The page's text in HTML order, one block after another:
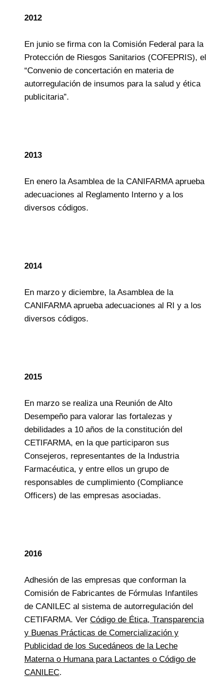
2012
En junio se firma con la Comisión Federal para la
Protección de Riesgos Sanitarios (COFEPRIS), el
“Convenio de concertación en materia de
autorregulación de insumos para la salud y ética
publicitaria”.
2013
En enero la Asamblea de la CANIFARMA aprueba
adecuaciones al Reglamento Interno y a los
diversos códigos.
2014
En marzo y diciembre, la Asamblea de la
CANIFARMA aprueba adecuaciones al RI y a los
diversos códigos.
2015
En marzo se realiza una Reunión de Alto
Desempeño para valorar las fortalezas y
debilidades a 10 años de la constitución del
CETIFARMA, en la que participaron sus
Consejeros, representantes de la Industria
Farmacéutica, y entre ellos un grupo de
responsables de cumplimiento (Compliance
Officers) de las empresas asociadas.
2016
Adhesión de las empresas que conforman la
Comisión de Fabricantes de Fórmulas Infantiles
de CANILEC al sistema de autorregulación del
CETIFARMA. Ver Código de Ética, Transparencia
y Buenas Prácticas de Comercialización y
Publicidad de los Sucedáneos de la Leche
Materna o Humana para Lactantes o Código de
CANILEC.